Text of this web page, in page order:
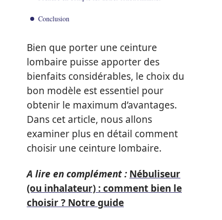
Conclusion
Bien que porter une ceinture
lombaire puisse apporter des
bienfaits considérables, le choix du
bon modèle est essentiel pour
obtenir le maximum d’avantages.
Dans cet article, nous allons
examiner plus en détail comment
choisir une ceinture lombaire.
A lire en complément : Nébuliseur
(ou inhalateur) : comment bien le
choisir ? Notre guide